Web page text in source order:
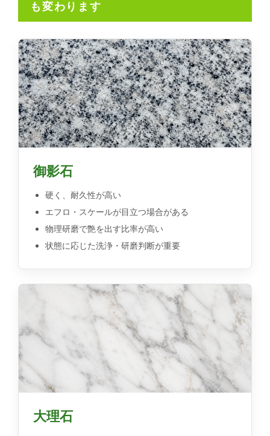
も変わります
御影石
硬く、耐久性が高い
エフロ・スケールが目立つ場合がある
物理研磨で艶を出す比率が高い
状態に応じた洗浄・研磨判断が重要
大理石